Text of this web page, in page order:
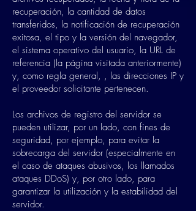
recuperación, la cantidad de datos
transferidos, la notificación de recuperación
exitosa, el tipo y la versión del navegador,
el sistema operativo del usuario, la URL de
referencia (la página visitada anteriormente)
y, como regla general, , las direcciones IP y
el proveedor solicitante pertenecen.
Los archivos de registro del servidor se
pueden utilizar, por un lado, con fines de
seguridad, por ejemplo, para evitar la
sobrecarga del servidor (especialmente en
el caso de ataques abusivos, los llamados
ataques DDoS) y, por otro lado, para
garantizar la utilización y la estabilidad del
servidor.